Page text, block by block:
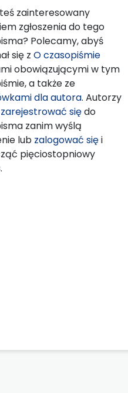
zainteresowany
zgłoszenia do tego
Polecamy, abyś
się z O czasopiśmie
obowiązującymi w tym
a także ze
dla autora. Autorzy
zarejestrować siędo
zanim wyślą
lub zalogować sięi
pięciostopniowy